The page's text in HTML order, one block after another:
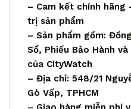
– Cam kết chính hãng
trị sản phẩm
– Sản phẩm gồm:
Sổ, Phiếu Bảo Hành
của CityWatch
– Địa chỉ: 548/21
Gò Vấp, TPHCM